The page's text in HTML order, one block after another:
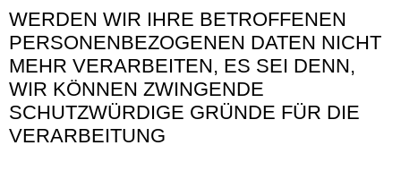
WERDEN WIR IHRE BETROFFENEN
PERSONENBEZOGENEN DATEN NICHT
MEHR VERARBEITEN, ES SEI DENN,
WIR KÖNNEN ZWINGENDE
SCHUTZWÜRDIGE GRÜNDE FÜR DIE
VERARBEITUNG